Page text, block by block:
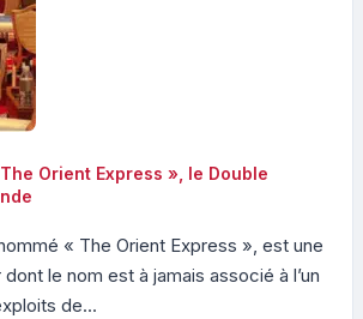
Orient Express », le Double
« The Orient Express », est une
le nom est à jamais associé à l’un
de...